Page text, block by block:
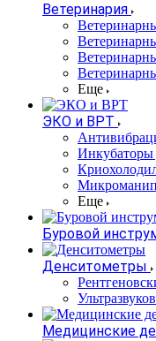
Ветеринария
Еще
ЭКО и ВРТ
Еще
Буровой
Денситометры
Медицинские